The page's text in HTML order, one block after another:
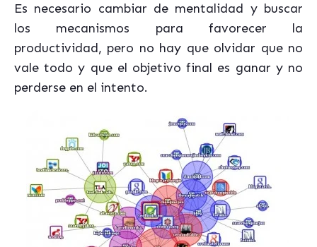
Es necesario cambiar de mentalidad y buscar
los mecanismos para favorecer la
productividad, pero no hay que olvidar que no
vale todo y que el objetivo final es ganar y no
perderse en el intento.